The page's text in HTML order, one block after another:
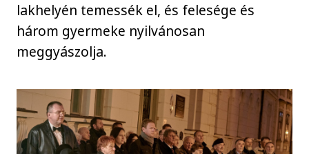
lakhelyén temessék el, és felesége és
három gyermeke nyilvánosan
meggyászolja.